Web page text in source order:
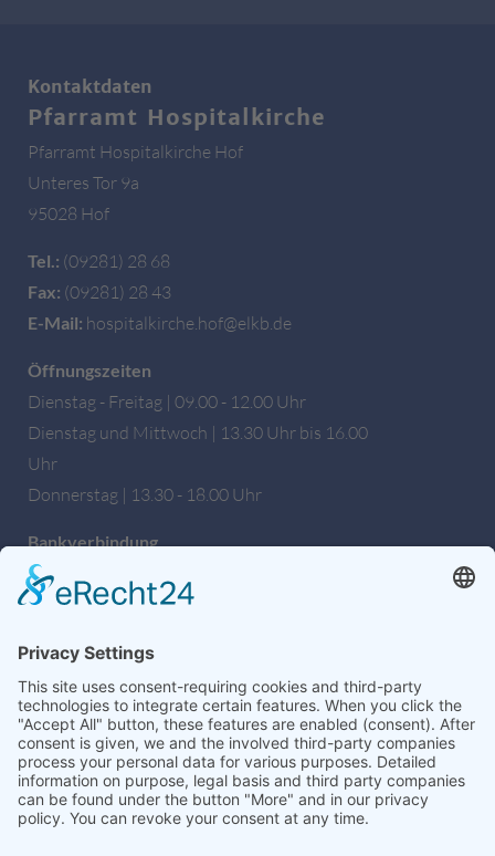
Kontaktdaten
Pfarramt Hospitalkirche
Pfarramt Hospitalkirche Hof
Unteres Tor 9a
95028 Hof
Tel.: (09281) 28 68
Fax: (09281) 28 43
E-Mail: hospitalkirche.hof@elkb.de
Öffnungszeiten
Dienstag - Freitag | 09.00 - 12.00 Uhr
Dienstag und Mittwoch | 13.30 Uhr bis 16.00
Uhr
Donnerstag | 13.30 - 18.00 Uhr
Bankverbindung
Sparkasse Hochfranken
IBAN: DE27 7805 0000 0222 1672 56
Wir sind auch auf Facebook!